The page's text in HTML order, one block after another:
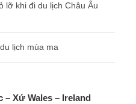
lỡ khi đi du lịch Châu Âu
lịch mùa ma
– Xứ Wales – Ireland